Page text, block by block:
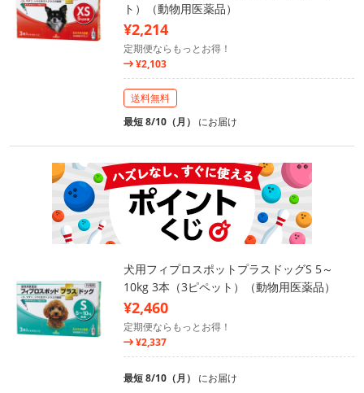
ト）（動物用医薬品）
¥2,214
定期便ならもっとお得！
¥2,103
送料無料
最短 8/10（月） にお届け
犬用フィプロスポットプラスドッグS 5～
10kg 3本（3ピペット）（動物用医薬品）
¥2,460
定期便ならもっとお得！
¥2,337
最短 8/10（月） にお届け